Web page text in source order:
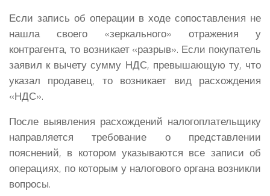
Если запись об операции в ходе сопоставления не
нашла своего «зеркального» отражения у
контрагента, то возникает «разрыв». Если покупатель
заявил к вычету сумму НДС, превышающую ту, что
указал продавец, то возникает вид расхождения
«НДС».
После выявления расхождений налогоплательщику
направляется требование о представлении
пояснений, в котором указываются все записи об
операциях, по которым у налогового органа возникли
вопросы.